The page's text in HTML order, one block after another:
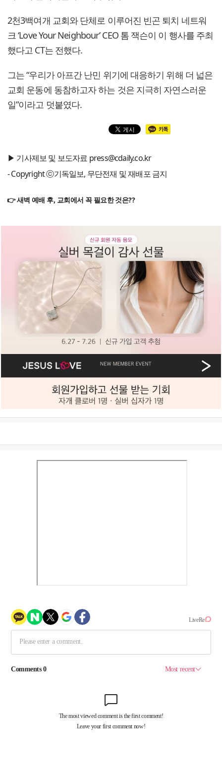
2천3백여개 교회와 단체로 이루어진 빈곤 퇴치 네트워
크 ‘Love Your Neighbour’ CEO 톰 잭슨이 이 행사를 주최
했다고 CT는 전했다.
그는 “우리가 아프간 난민 위기에 대응하기 위해 더 넓은
교회 운동에 동참하고자 하는 것은 지극히 자연스러운
일”이라고 덧붙였다.
▶ 기사제보 및 보도자료 press@cdaily.co.kr
- Copyright ⓒ기독일보, 무단전재 및 재배포 금지
👉 새벽 예배 후, 교회에서 꼭 필요한 것은??